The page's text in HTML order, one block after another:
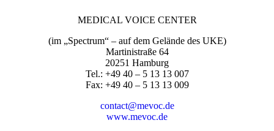
MEDICAL VOICE CENTER
(im „Spectrum“ – auf dem Gelände des UKE)
Martinistraße 64
20251 Hamburg
Tel.: +49 40 – 5 13 13 007
Fax: +49 40 – 5 13 13 009
contact@mevoc.de
www.mevoc.de